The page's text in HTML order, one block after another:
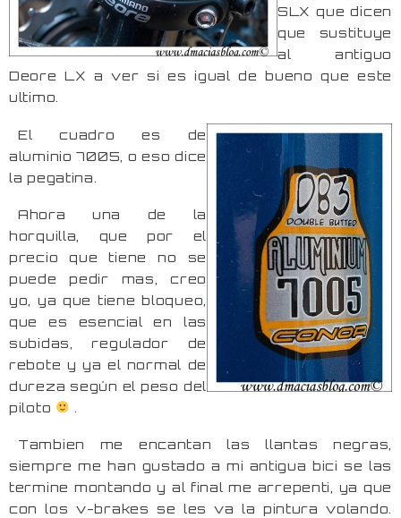
SLX que dicen
que sustituye
al antiguo
Deore LX a ver si es igual de bueno que este
ultimo.
El cuadro es de
aluminio 7005, o eso dice
la pegatina.
Ahora una de la
horquilla, que por el
precio que tiene no se
puede pedir mas, creo
yo, ya que tiene bloqueo,
que es esencial en las
subidas, regulador de
rebote y ya el normal de
dureza según el peso del
piloto
.
Tambien me encantan las llantas negras,
siempre me han gustado a mi antigua bici se las
termine montando y al final me arrepenti, ya que
con los v-brakes se les va la pintura volando.